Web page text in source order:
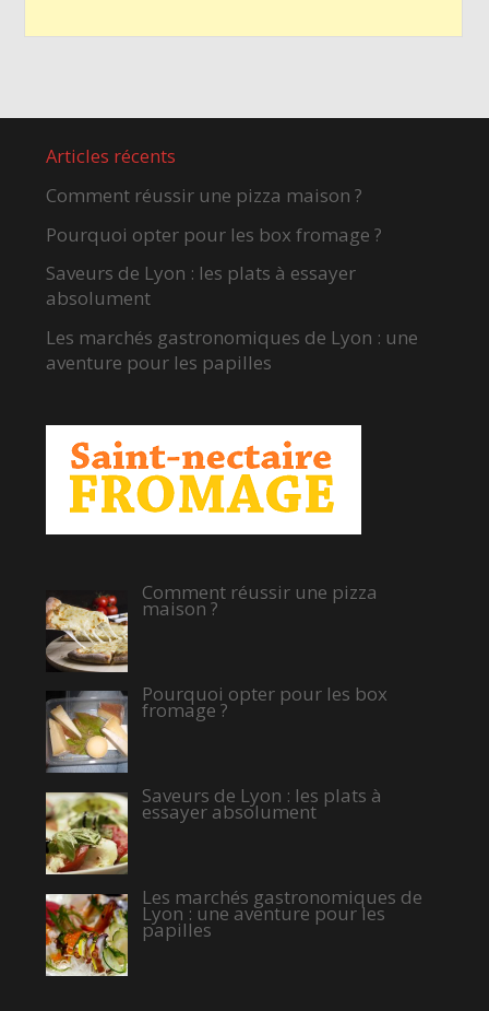
Articles récents
Comment réussir une pizza maison ?
Pourquoi opter pour les box fromage ?
Saveurs de Lyon : les plats à essayer
absolument
Les marchés gastronomiques de Lyon : une
aventure pour les papilles
Comment réussir une pizza
maison ?
Pourquoi opter pour les box
fromage ?
Saveurs de Lyon : les plats à
essayer absolument
Les marchés gastronomiques de
Lyon : une aventure pour les
papilles